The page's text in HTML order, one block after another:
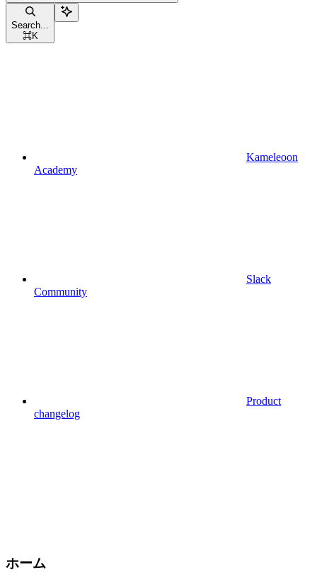
Search...
⌘K
Kameleoon
Academy
Slack
Community
Product
changelog
ホーム